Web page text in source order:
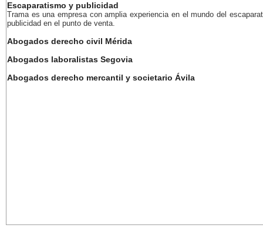
Escaparatismo y publicidad
Trama es una empresa con amplia experiencia en el mundo del
publicidad en el punto de venta.
Abogados derecho civil Mérida
Abogados laboralistas Segovia
Abogados derecho mercantil y societario Ávila